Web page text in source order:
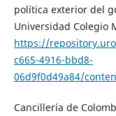
política exterior del
Universidad Colegio
https://
c665-4916-bbd8-
06d9f0d49a84/
Cancillería de